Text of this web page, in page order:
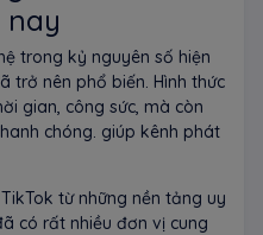
nay
trong kỷ nguyên số hiện
trở nên phổ biến. Hình thức
gian, công sức, mà còn
chóng. giúp kênh phát
từ những nền tảng uy
có rất nhiều đơn vị cung